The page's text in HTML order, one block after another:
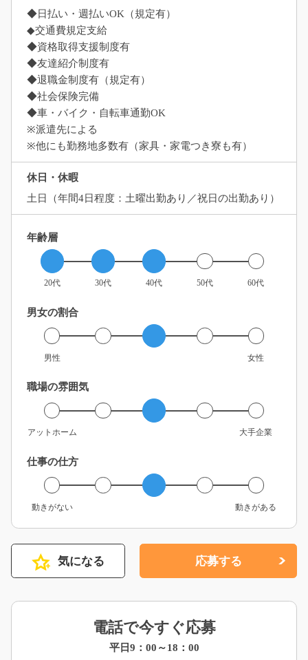
◆日払い・週払いOK（規定有）
◆交通費規定支給
◆資格取得支援制度有
◆友達紹介制度有
◆退職金制度有（規定有）
◆社会保険完備
◆車・バイク・自転車通勤OK
※派遣先による
※他にも勤務地多数有（家具・家電つき寮も有）
休日・休暇
土日（年間4日程度：土曜出勤あり／祝日の出勤あり）
年齢層
20代 30代 40代 50代 60代
男女の割合
男性 女性
職場の雰囲気
アットホーム 大手企業
仕事の仕方
動きがない 動きがある
気になる 応募する
電話で今すぐ応募
平日9：00～18：00